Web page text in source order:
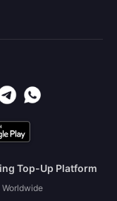
Top-Up Platform